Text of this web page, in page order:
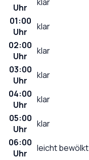
Uhr
01:00
Uhr
klar
02:00
Uhr
klar
03:00
Uhr
klar
04:00
Uhr
klar
05:00
Uhr
klar
06:00
Uhr
leicht bewölkt